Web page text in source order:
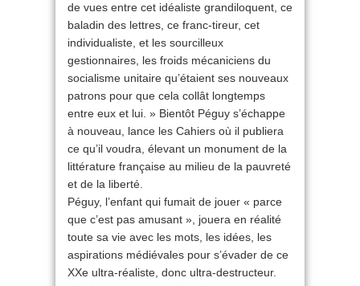
de vues entre cet idéaliste grandiloquent, ce
baladin des lettres, ce franc-tireur, cet
individualiste, et les sourcilleux
gestionnaires, les froids mécaniciens du
socialisme unitaire qu’étaient ses nouveaux
patrons pour que cela collât longtemps
entre eux et lui. » Bientôt Péguy s’échappe
à nouveau, lance les Cahiers où il publiera
ce qu’il voudra, élevant un monument de la
littérature française au milieu de la pauvreté
et de la liberté.
Péguy, l’enfant qui fumait de jouer « parce
que c’est pas amusant », jouera en réalité
toute sa vie avec les mots, les idées, les
aspirations médiévales pour s’évader de ce
XXe ultra-réaliste, donc ultra-destructeur.